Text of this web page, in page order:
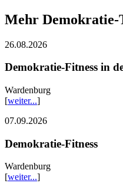
Mehr Demokratie-
26.08.2026
Demokratie-Fitness in
Wardenburg
[weiter...]
07.09.2026
Demokratie-Fitness
Wardenburg
[weiter...]